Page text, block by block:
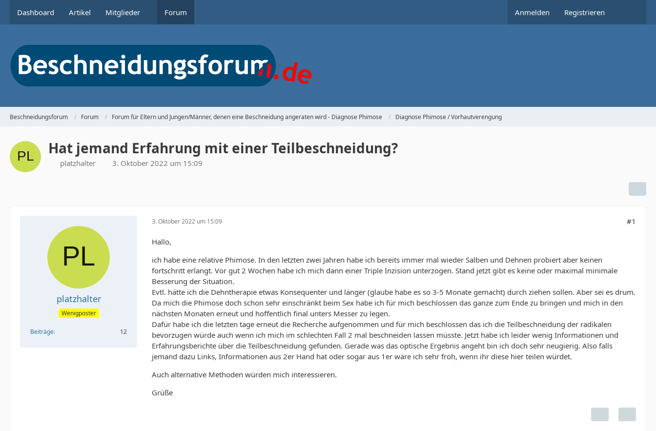
Dashboard Artikel Mitglieder Forum Anmelden Registrieren
Beschneidungsforum Forum Forum für Eltern und Jungen/Männer, denen eine Beschneidung angeraten wird - Diagnose Phimose Diagnose Phimose / Vorhautverengung
Hat jemand Erfahrung mit einer Teilbeschneidung?
platzhalter 3. Oktober 2022 um 15:09
platzhalter
Wenigposter
Beiträge 12
3. Oktober 2022 um 15:09 #1
Hallo,
ich habe eine relative Phimose. In den letzten zwei Jahren habe ich bereits immer mal wieder Salben und Dehnen probiert aber keinen
fortschritt erlangt. Vor gut 2 Wochen habe ich mich dann einer Triple Inzision unterzogen. Stand jetzt gibt es keine oder maximal minimale
Besserung der Situation.
Evtl. hätte ich die Dehntherapie etwas Konsequenter und länger (glaube habe es so 3-5 Monate gemacht) durch ziehen sollen. Aber sei es drum.
Da mich die Phimose doch schon sehr einschränkt beim Sex habe ich für mich beschlossen das ganze zum Ende zu bringen und mich in den
nächsten Monaten erneut und hoffentlich final unters Messer zu legen.
Dafür habe ich die letzten tage erneut die Recherche aufgenommen und für mich beschlossen das ich die Teilbeschneidung der radikalen
bevorzugen würde auch wenn ich mich im schlechten Fall 2 mal beschneiden lassen müsste. Jetzt habe ich leider wenig Informationen und
Erfahrungsberichte über die Teilbeschneidung gefunden. Gerade was das optische Ergebnis angeht bin ich doch sehr neugierig. Also falls
jemand dazu Links, Informationen aus 2er Hand hat oder sogar aus 1er wäre ich sehr froh, wenn ihr diese hier teilen würdet.
Auch alternative Methoden würden mich interessieren.
Grüße